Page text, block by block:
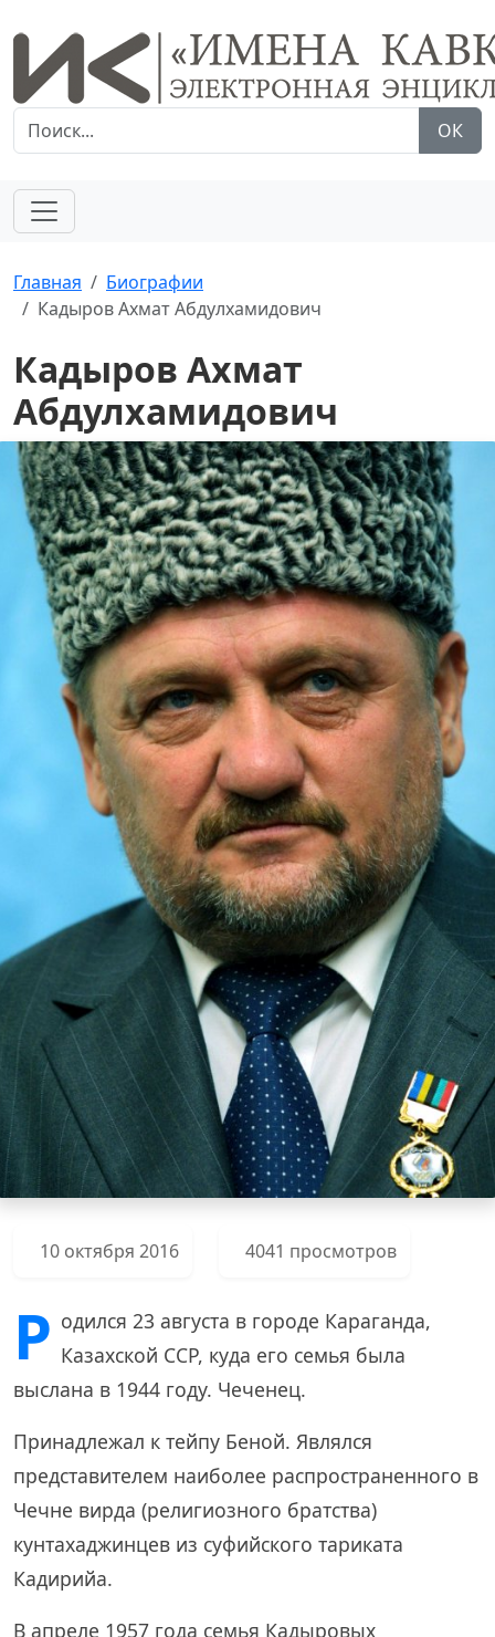
ОК
Главная
Биографии
Кадыров Ахмат Абдулхамидович
Кадыров Ахмат
Абдулхамидович
10 октября 2016 4041 просмотров
Р одился 23 августа в городе Караганда,
Казахской ССР, куда его семья была
выслана в 1944 году. Чеченец.
Принадлежал к тейпу Беной. Являлся
представителем наиболее распространенного в
Чечне вирда (религиозного братства)
кунтахаджинцев из суфийского тариката
Кадирийа.
В апреле 1957 года семья Кадыровых